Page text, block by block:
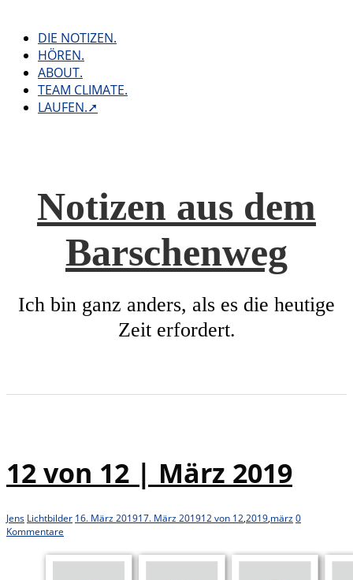
contentDIE NOTIZEN.
HÖREN.
ABOUT.
TEAM CLIMATE.
LAUFEN.➚
Notizen aus dem
Barschenweg
Ich bin ganz anders, als es die heutige
Zeit erfordert.
12 von 12 | März 2019
Jens Lichtbilder 16. März 201917. März 201912 von 12,2019,märz0
Kommentare